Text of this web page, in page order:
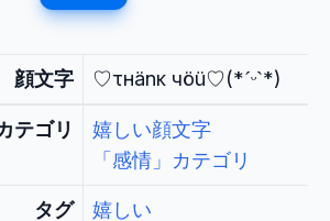
顔文字 ♡τнänκ чöü♡(*ˊᵕˋ*)
テゴリ
嬉しい顔文字
「感情」カテゴリ
タグ 嬉しい